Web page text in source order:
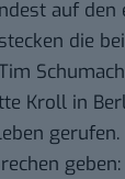
auf den
die
Kroll in
geben: